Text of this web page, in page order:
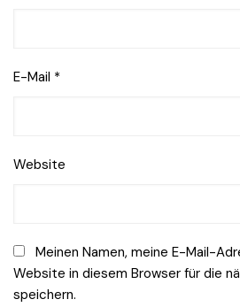
E-Mail *
Website
Meinen Namen, meine E-Mail-
Website in diesem Browser für die
speichern.